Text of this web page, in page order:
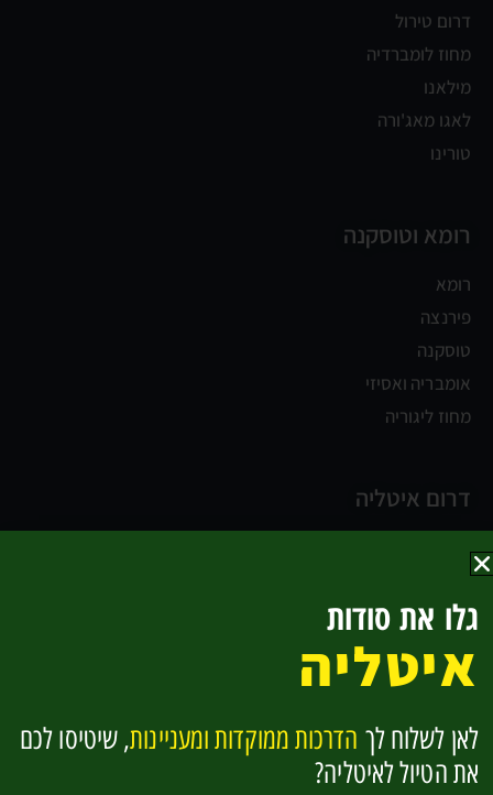
דרום טירול
מחוז לומברדיה
מילאנו
לאגו מאג'ורה
טורינו
רומא וטוסקנה
רומא
פירנצה
טוסקנה
אומבריה ואסיזי
מחוז ליגוריה
דרום איטליה
נאפולי
קמפניה וחוף אמלפי
החוף האדריאטי
בזיליקטה וקלבריה
סיציליה
להפוך למומחים לאיטליה בקליק אחד
גלו את סודות
איטליה
לאן לשלוח לך הדרכות ממוקדות ומעניינות, שיטיסו לכם
את הטיול לאיטליה?